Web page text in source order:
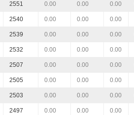
2551 0.00 0.00 0.00
2540 0.00 0.00 0.00
2539 0.00 0.00 0.00
2532 0.00 0.00 0.00
2507 0.00 0.00 0.00
2505 0.00 0.00 0.00
2503 0.00 0.00 0.00
2497 0.00 0.00 0.00